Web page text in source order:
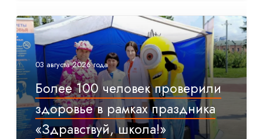
03 августа 2026 года
Более 100 человек проверили
здоровье в рамках праздника
«Здравствуй, школа!»